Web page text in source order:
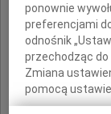
ponownie
preferencjami
odnośnik
przechodząc do
Zmiana
pomocą